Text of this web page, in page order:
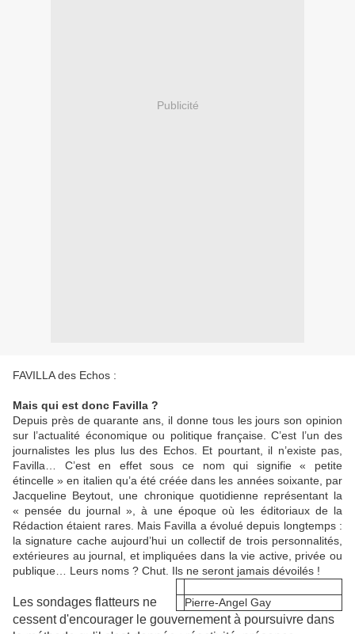
Publicité
FAVILLA des Echos :
Mais qui est donc Favilla ?
Depuis près de quarante ans, il donne tous les jours son opinion
sur l’actualité économique ou politique française. C’est l’un des
journalistes les plus lus des Echos. Et pourtant, il n’existe pas,
Favilla… C’est en effet sous ce nom qui signifie « petite
étincelle » en italien qu’a été créée dans les années soixante, par
Jacqueline Beytout, une chronique quotidienne représentant la
« pensée du journal », à une époque où les éditoriaux de la
Rédaction étaient rares. Mais Favilla a évolué depuis longtemps :
la signature cache aujourd’hui un collectif de trois personnalités,
extérieures au journal, et impliquées dans la vie active, privée ou
publique… Leurs noms ? Chut. Ils ne seront jamais dévoilés !
Pierre-Angel Gay
Les sondages flatteurs ne
cessent d'encourager le gouvernement à poursuivre dans